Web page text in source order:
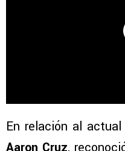
En relación al
Aaron Cruz,